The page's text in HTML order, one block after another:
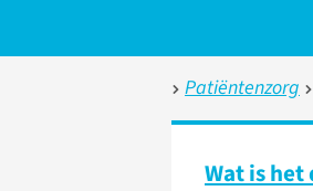
Patiëntenzorg
Wat is het